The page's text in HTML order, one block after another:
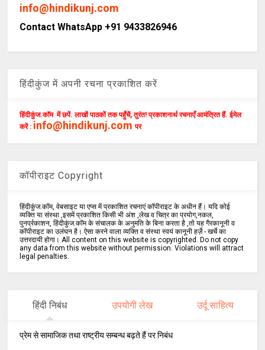
info@hindikunj.com
Contact WhatsApp +91 9433826946
हिंदीकुंज में अपनी रचना प्रकाशित करें
हिंदीकुंज.कॉम में छपें. लाखों पाठकों तक पहुँचें, तुरंत! प्रकाशनार्थ रचनाएँ आमंत्रित हैं. ईमेल
करें : info@hindikunj.com पर
कॉपीराइट Copyright
हिंदीकुंज.कॉम, वेबसाइट या एप्स में प्रकाशित रचनाएं कॉपीराइट के अधीन हैं। यदि कोई
व्यक्ति या संस्था ,इसमें प्रकाशित किसी भी अंश ,लेख व चित्र का प्रयोग,नकल,
पुनर्प्रकाशन, हिंदीकुंज.कॉम के संचालक के अनुमति के बिना करता है ,तो यह गैरकानूनी व
कॉपीराइट का उलंघन है। ऐसा करने वाला व्यक्ति व संस्था स्वयं कानूनी हर्ज़े - खर्चे का
उत्तरदायी होगा। All content on this website is copyrighted. Do not copy
any data from this website without permission. Violations will attract
legal penalties.
हिंदी निबंध उपयोगी लेख उर्दू साहित्य
प्रेम से सामाजिक तथा राष्ट्रीय सम्बन्ध बढ़ते हैं पर निबंध